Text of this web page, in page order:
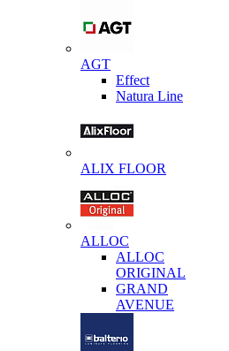
AGT
Effect
Natura Line
ALIX FLOOR
ALLOC
ALLOC
ORIGINAL
GRAND
AVENUE